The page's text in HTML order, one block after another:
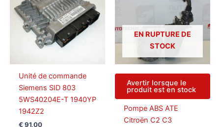
Unité de commande
Siemens SID 803
5WS40204E-T 1940YP
1942Z2
€ 91,00
EN RUPTURE DE
STOCK
Avertir lorsque le
produit est en stock
Pompe ABS ATE
Citroën C2 C3